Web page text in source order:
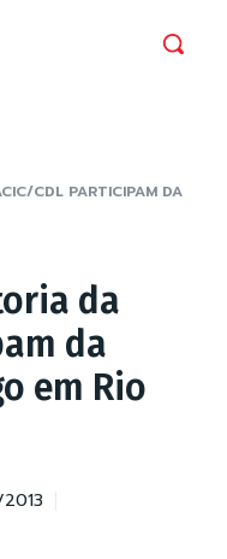
CDL PARTICIPAM DA
da
da
em Rio